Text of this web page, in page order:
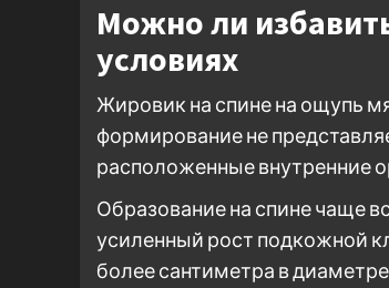
Можно ли
условиях
Жировик на спине на ощупь
формирование не
расположенные внутренние
Образование на спине чаще
усиленный рост подкожной
более сантиметра в